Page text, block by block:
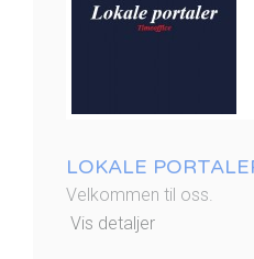
LOKALE
Velkommen til oss.
Vis detaljer